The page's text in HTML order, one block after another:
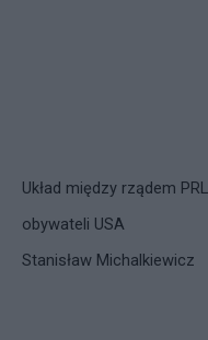
Układ między rządem
obywateli USA
Stanisław Michalkiewicz